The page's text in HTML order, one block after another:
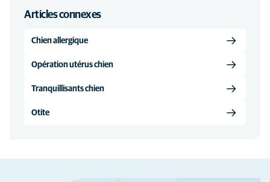
Articles connexes
Chien allergique
Opération utérus chien
Tranquillisants chien
Otite